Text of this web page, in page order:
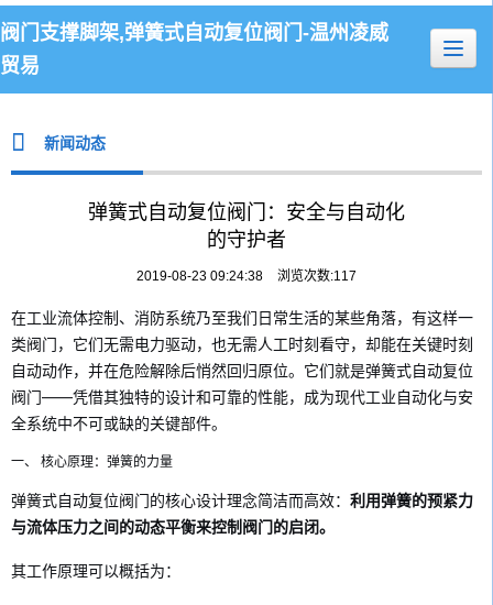
阀门支撑脚架,弹簧式自动复位阀门-温州凌威
贸易
新闻动态
弹簧式自动复位阀门：安全与自动化
的守护者
2019-08-23 09:24:38 浏览次数:117
在工业流体控制、消防系统乃至我们日常生活的某些角落，有这样一
类阀门，它们无需电力驱动，也无需人工时刻看守，却能在关键时刻
自动动作，并在危险解除后悄然回归原位。它们就是弹簧式自动复位
阀门——凭借其独特的设计和可靠的性能，成为现代工业自动化与安
全系统中不可或缺的关键部件。
一、 核心原理：弹簧的力量
弹簧式自动复位阀门的核心设计理念简洁而高效： 利用弹簧的预紧力
与流体压力之间的动态平衡来控制阀门的启闭。
其工作原理可以概括为：